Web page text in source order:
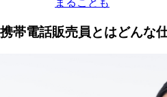
まることも
携帯電話販売員とはどんな